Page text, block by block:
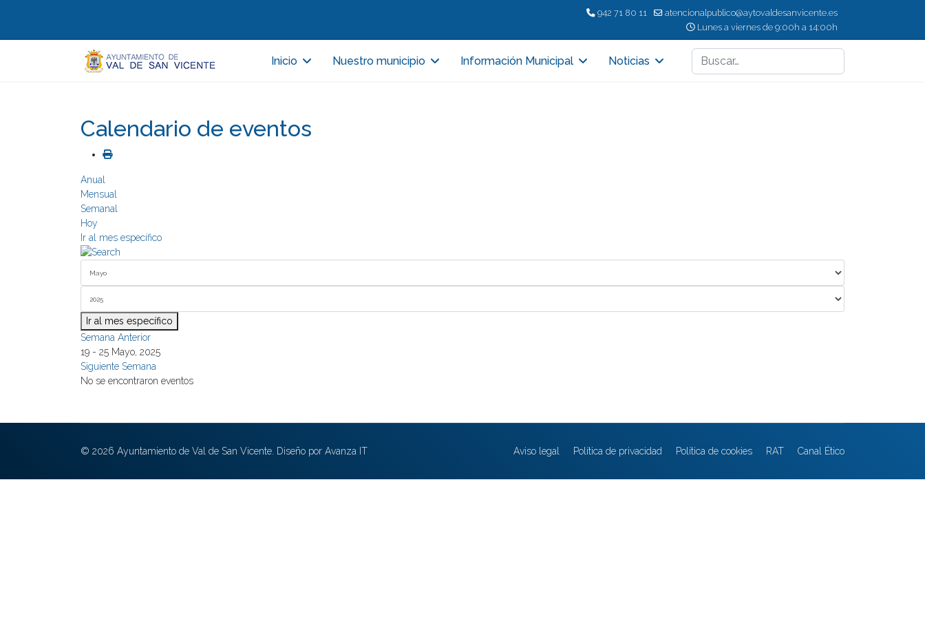
942 71 80 11
atencionalpublico@aytovaldesanvicente.es
Lunes a viernes de 9:00h a 14:00h
Inicio Nuestro municipio Información Municipal Noticias
Buscar
Calendario de eventos
Anual
Mensual
Semanal
Hoy
Ir al mes específico
Ir al mes específico
Semana Anterior
19 - 25 Mayo, 2025
Siguiente Semana
No se encontraron eventos
© 2026 Ayuntamiento de Val de San Vicente. Diseño por Avanza IT Aviso legal Política de privacidad Política de cookies RAT Canal Ético